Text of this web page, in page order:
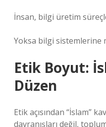
İnsan, bilgi üretim
Yoksa bilgi sistemlerine
Etik Boyut:
Düzen
Etik açısından “İslam”
davranışları değil,